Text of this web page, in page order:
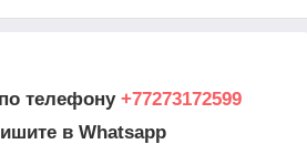
телефону +77273172599
в Whatsapp